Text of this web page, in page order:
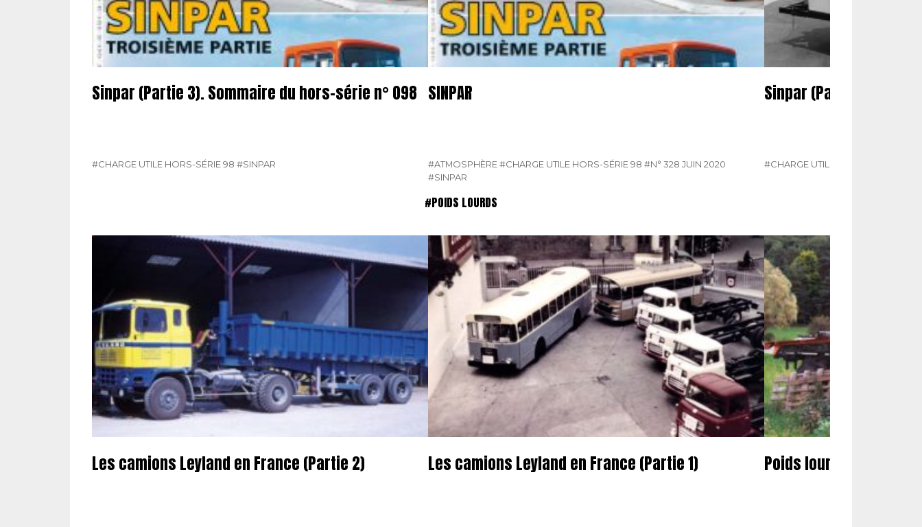
Sinpar (Partie 3). Sommaire du hors-série n° 098
#CHARGE UTILE HORS-SÉRIE 98 #SINPAR
SINPAR
#ATMOSPHÈRE#CHARGE UTILE HORS-SÉRIE 98 #N° 328 JUIN 2020
#SINPAR
Sinpar (Partie 3). Hors-
#CHARGE UTILE HORS-SÉRIE 98
#POIDS LOURDS
Les camions Leyland en France (Partie 2) Les camions Leyland en France (Partie 1) Poids lourds : vos